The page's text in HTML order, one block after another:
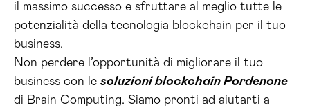
il massimo successo e sfruttare al meglio tutte le
potenzialità della tecnologia blockchain per il tuo
business.
Non perdere l’opportunità di migliorare il tuo
business con le soluzioni blockchain Pordenone
di Brain Computing. Siamo pronti ad aiutarti a